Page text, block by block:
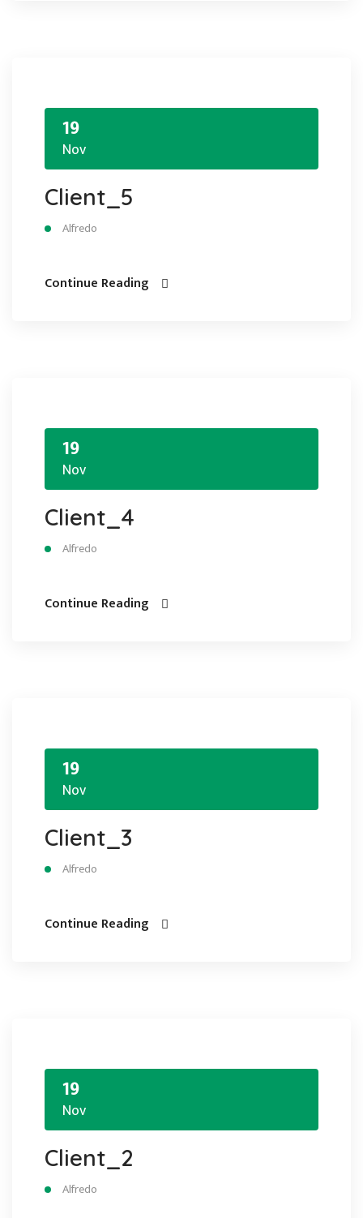
19
Nov
Client_5
Alfredo
Continue Reading
19
Nov
Client_4
Alfredo
Continue Reading
19
Nov
Client_3
Alfredo
Continue Reading
19
Nov
Client_2
Alfredo